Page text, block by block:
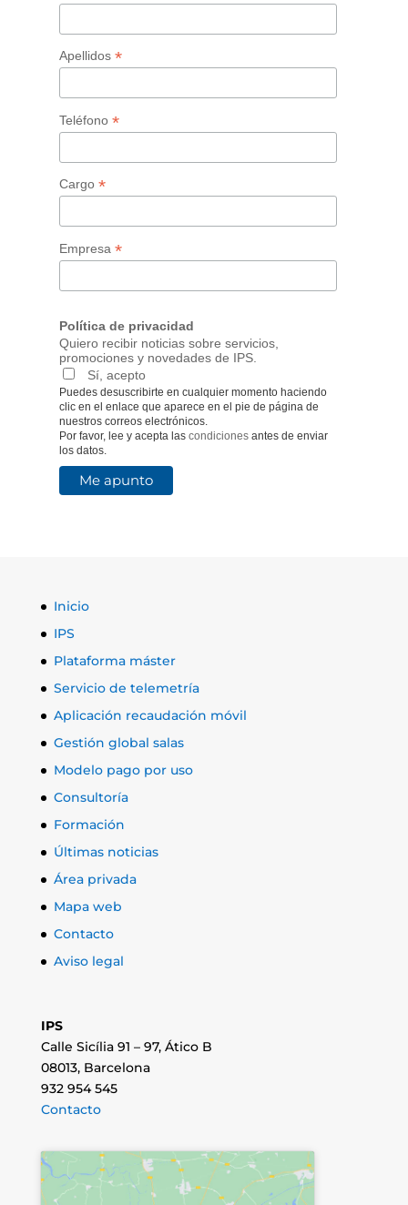
Apellidos *
Teléfono *
Cargo *
Empresa *
Política de privacidad
Quiero recibir noticias sobre servicios,
promociones y novedades de IPS.
Sí, acepto
Puedes desuscribirte en cualquier momento haciendo
clic en el enlace que aparece en el pie de página de
nuestros correos electrónicos.
Por favor, lee y acepta las condicionesantes de enviar
los datos.
Inicio
IPS
Plataforma máster
Servicio de telemetría
Aplicación recaudación móvil
Gestión global salas
Modelo pago por uso
Consultoría
Formación
Últimas noticias
Área privada
Mapa web
Contacto
Aviso legal
IPS
Calle Sicília 91 – 97, Ático B
08013, Barcelona
932 954 545
Contacto